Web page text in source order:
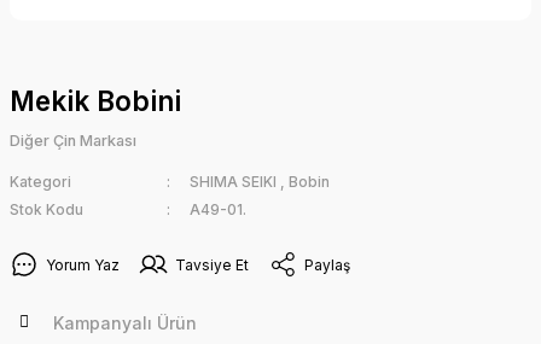
Mekik Bobini
Diğer Çin Markası
Kategori SHIMA SEIKI , Bobin
Stok Kodu
A49-01.
Yorum Yaz Tavsiye Et Paylaş
Kampanyalı Ürün